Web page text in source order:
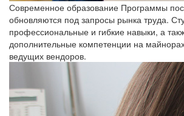
Современное образование Программы
обновляются под запросы рынка труда.
профессиональные и гибкие навыки, а
дополнительные компетенции на
ведущих вендоров.